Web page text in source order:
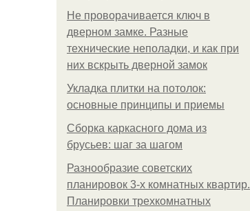
Не проворачивается ключ в
дверном замке. Разные
технические неполадки, и как при
них вскрыть дверной замок
Укладка плитки на потолок:
основные принципы и приемы
Сборка каркасного дома из
брусьев: шаг за шагом
Разнообразие советских
планировок 3-х комнатных квартир.
Планировки трехкомнатных